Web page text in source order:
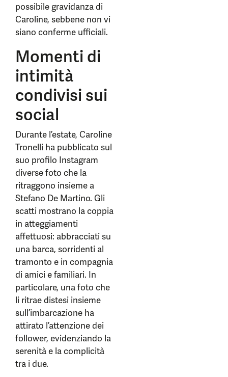
possibile gravidanza di
Caroline, sebbene non vi
siano conferme ufficiali.
Momenti di
intimità
condivisi sui
social
Durante l’estate, Caroline
Tronelli ha pubblicato sul
suo profilo Instagram
diverse foto che la
ritraggono insieme a
Stefano De Martino. Gli
scatti mostrano la coppia
in atteggiamenti
affettuosi: abbracciati su
una barca, sorridenti al
tramonto e in compagnia
di amici e familiari. In
particolare, una foto che
li ritrae distesi insieme
sull’imbarcazione ha
attirato l’attenzione dei
follower, evidenziando la
serenità e la complicità
tra i due.